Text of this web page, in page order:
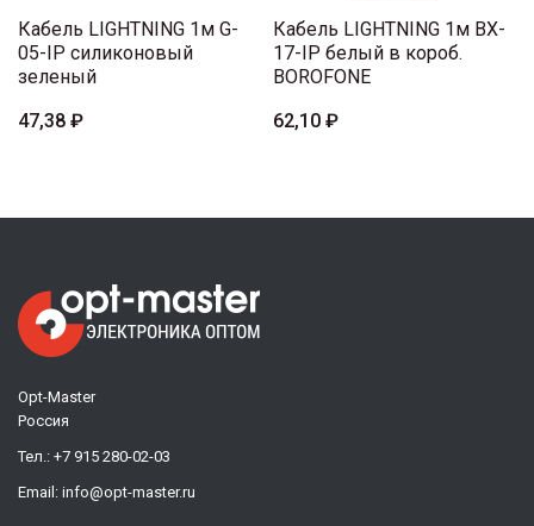
Кабель LIGHTNING 1м G-
05-IP силиконовый
зеленый
47,38 ₽
Кабель LIGHTNING 1м BX-
17-IP белый в короб.
BOROFONE
62,10 ₽
Opt-Master
Россия
Тел.: +7 915 280-02-03
Email: info@opt-master.ru